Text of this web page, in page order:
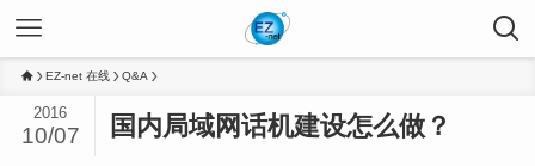
EZ-net 在线 Q&A
国内局域网话机建设怎么做？
2016
10/07